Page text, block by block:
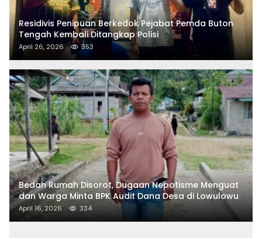
Residivis Penipuan Berkedok Pejabat Pemda Buton
Tengah Kembali Ditangkap Polisi
April 26, 2026 353
Bedah Rumah Disorot, Dugaan Nepotisme Menguat
dan Warga Minta BPK Audit Dana Desa di Lowulowu
April 16, 2026 334